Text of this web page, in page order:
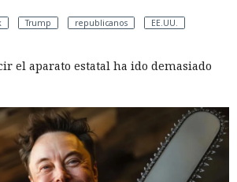
Trump republicanos
EE.UU.
el aparato estatal ha ido demasiado